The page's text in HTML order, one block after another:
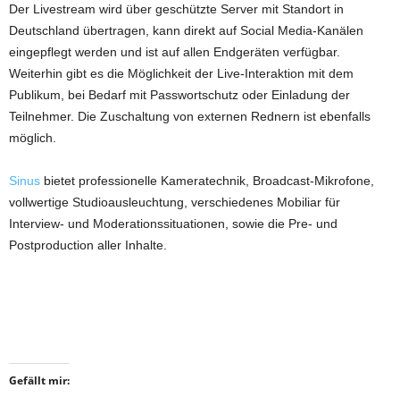
Der Livestream wird über geschützte Server mit Standort in
Deutschland übertragen, kann direkt auf Social Media-Kanälen
eingepflegt werden und ist auf allen Endgeräten verfügbar.
Weiterhin gibt es die Möglichkeit der Live-Interaktion mit dem
Publikum, bei Bedarf mit Passwortschutz oder Einladung der
Teilnehmer. Die Zuschaltung von externen Rednern ist ebenfalls
möglich.
Sinus bietet professionelle Kameratechnik, Broadcast-Mikrofone,
vollwertige Studioausleuchtung, verschiedenes Mobiliar für
Interview- und Moderationssituationen, sowie die Pre- und
Postproduction aller Inhalte.
Gefällt mir: